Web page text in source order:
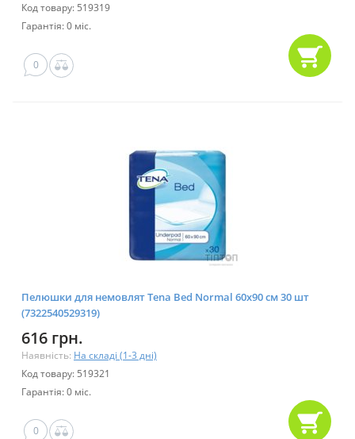
Код товару: 519319
Гарантія: 0 міс.
0
Пелюшки для немовлят Tena Bed Normal 60х90 см 30 шт
(7322540529319)
616 грн.
Наявність: На складі (1-3 дні)
Код товару: 519321
Гарантія: 0 міс.
0